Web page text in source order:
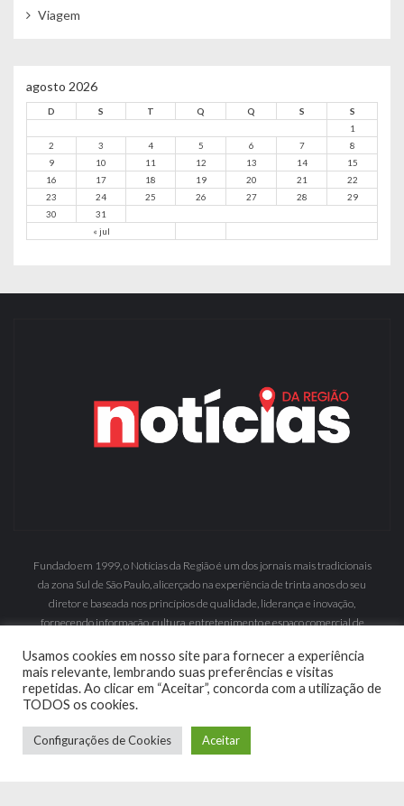
Viagem
agosto 2026
D S T Q Q S S
« jul
1
2
3 4 5 6 7
8
9
10 11 12 13 14
15
16
17 18 19 20 21
22
23
24 25 26 27 28
29
30
31
Fundado em 1999, o Notícias da Região é um dos jornais mais tradicionais
da zona Sul de São Paulo, alicerçado na experiência de trinta anos do seu
diretor e baseada nos princípios de qualidade, liderança e inovação,
fornecendo informação, cultura, entretenimento e espaço comercial de
Usamos cookies em nosso site para fornecer a experiência
mais relevante, lembrando suas preferências e visitas
repetidas. Ao clicar em “Aceitar”, concorda com a utilização de
TODOS os cookies.
Configurações de Cookies Aceitar